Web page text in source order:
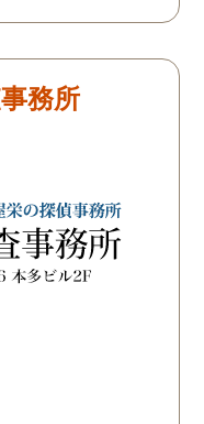
いつも親身に相談に乗っ
よく考えてくださってい
のが伝わる対応に探偵の
証拠が取れたので、ここ
らはまた相談に乗ってい
だきながらになってしま
そうですが、問題解決す
務所